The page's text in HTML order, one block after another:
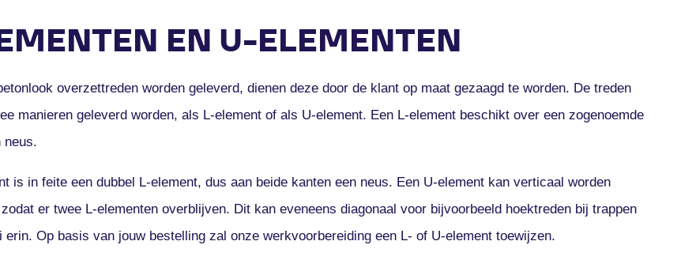
EN U-ELEMENTEN
overzettreden worden geleverd, dienen deze door de klant op maat gezaagd te worden. De treden
manieren geleverd worden, als L-element of als U-element. Een L-element beschikt over een zogenoemde
neus.
is in feite een dubbel L-element, dus aan beide kanten een neus. Een U-element kan verticaal worden
er twee L-elementen overblijven. Dit kan eveneens diagonaal voor bijvoorbeeld hoektreden bij trappen
erin. Op basis van jouw bestelling zal onze werkvoorbereiding een L- of U-element toewijzen.